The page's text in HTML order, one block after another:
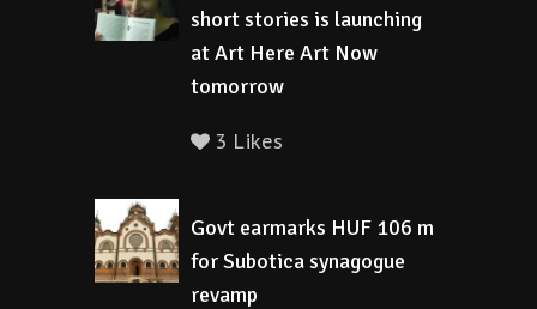
short stories is launching
at Art Here Art Now
tomorrow
3 Likes
Govt earmarks HUF 106 m
for Subotica synagogue
revamp